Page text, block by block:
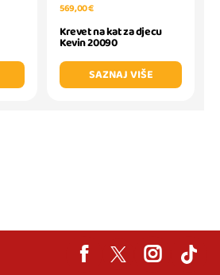
569,00 €
Krevet na kat za djecu
Kevin 20090
SAZNAJ VIŠE